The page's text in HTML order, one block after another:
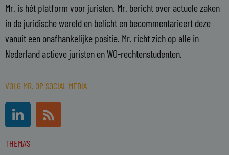
Mr. is hét platform voor juristen. Mr. bericht over actuele zaken
in de juridische wereld en belicht en becommentarieert deze
vanuit een onafhankelijke positie. Mr. richt zich op alle in
Nederland actieve juristen en WO-rechtenstudenten.
VOLG MR. OP SOCIAL MEDIA
L
i
n
k
R
s
s
THEMA'S